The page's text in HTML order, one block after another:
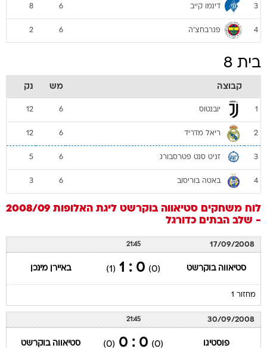
3 דינמו קייב 6
8
4 פנרבחצ'ה 6
2
בית 8
קבוצה מש נק
1 יובנטוס 6
12
2 ריאל מדריד 6
12
3 זניט סנט פטרסבורג 6
5
4 באטה בוריסוב 6
3
לוח משחקים סטיאווה בוקרשט
ליגת האלופות 2008/09
- שלב הבתים כדורגל
17/09/2008
21:45
סטיאווה בוקרשט (0)
0 : 1
(1) באיירן מינכן
מחזור 1
30/09/2008
21:45
פוסטיגו (0)
0 : 0
(0) סטיאווה בוקרשט